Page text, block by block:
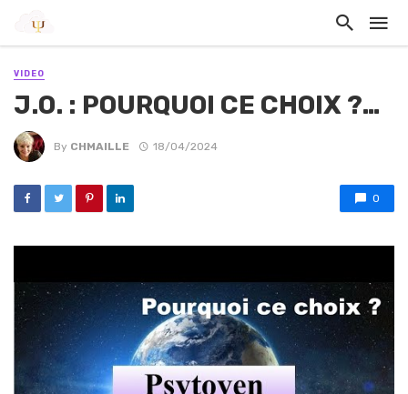
VIDEO
J.O. : POURQUOI CE CHOIX ?…
By CHMAILLE 18/04/2024
0